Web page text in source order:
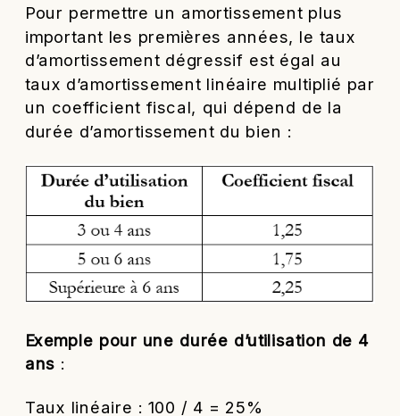
Pour permettre un amortissement plus
important les premières années, le taux
d’amortissement dégressif est égal au
taux d’amortissement linéaire multiplié par
un coefficient fiscal, qui dépend de la
durée d’amortissement du bien :
Exemple pour une durée d’utilisation de 4
ans :
Taux linéaire : 100 / 4 = 25%